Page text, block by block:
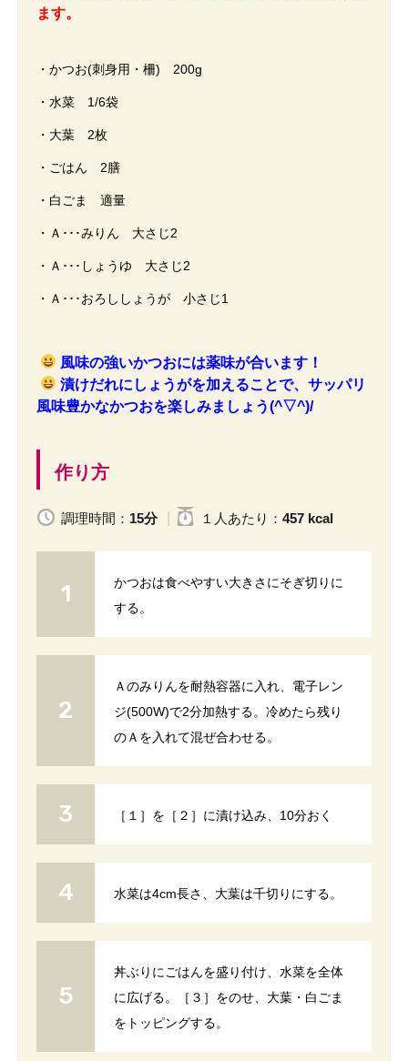
ます。
・かつお(刺身用・柵) 200g
・水菜 1/6袋
・大葉 2枚
・ごはん 2膳
・白ごま 適量
・Ａ･･･みりん 大さじ2
・Ａ･･･しょうゆ 大さじ2
・Ａ･･･おろししょうが 小さじ1
風味の強いかつおには薬味が合います！
漬けだれにしょうがを加えることで、サッパリ
風味豊かなかつおを楽しみましょう(^▽^)/
作り方
調理時間： 15分 １人 あたり ： 457 kcal
かつおは食べやすい大きさにそぎ切りに
する。
Ａのみりんを耐熱容器に入れ、電子レン
ジ(500W)で2分加熱する。冷めたら残り
のＡを入れて混ぜ合わせる。
［１］を［２］に漬け込み、10分おく
水菜は4cm長さ、大葉は千切りにする。
丼ぶりにごはんを盛り付け、水菜を全体
に広げる。［３］をのせ、大葉・白ごま
をトッピングする。